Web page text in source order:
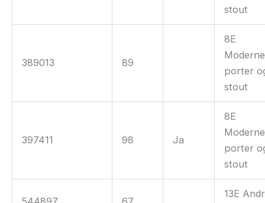
stout
389013 89
8E
Moderne
porter
stout
397411 98 Ja
8E
Moderne
porter
stout
13E